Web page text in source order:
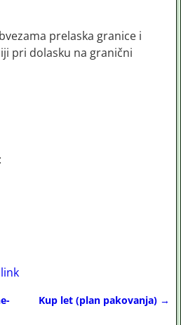
prelaska granice i
pri dolasku na granični
Kup let (plan pakovanja) →